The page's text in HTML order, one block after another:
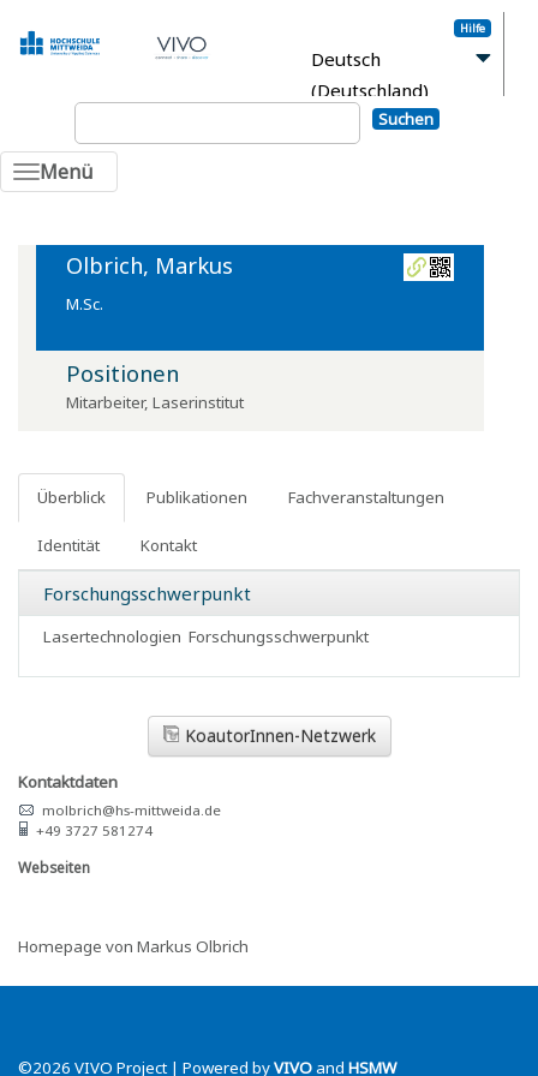
Hilfe
Deutsch
(Deutschland)
Suchen
Menü
Olbrich, Markus
M.Sc.
Positionen
Mitarbeiter, Laserinstitut
Überblick Publikationen Fachveranstaltungen
Identität Kontakt
Forschungsschwerpunkt
Lasertechnologien Forschungsschwerpunkt
KoautorInnen-Netzwerk
Kontaktdaten
molbrich@hs-mittweida.de
+49 3727 581274
Webseiten
Homepage von Markus Olbrich
©2026 VIVO Project | Powered byVIVOand HSMW